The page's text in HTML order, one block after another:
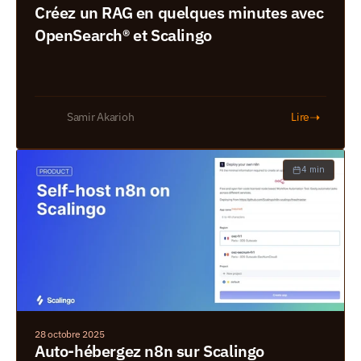
Créez un RAG en quelques minutes avec
OpenSearch® et Scalingo
Samir Akarioh Lire➝
4 min
28 octobre 2025
Auto-hébergez n8n sur Scalingo